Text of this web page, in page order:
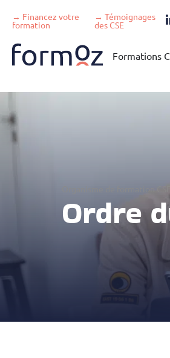
→ Financez votre
formation
→ Témoignages
des CSE
Formations
Ordre